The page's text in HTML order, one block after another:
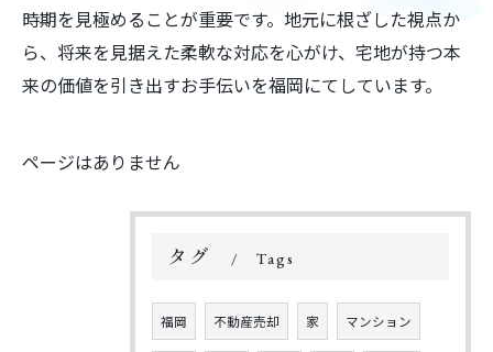
時期を見極めることが重要です。地元に根ざした視点か
ら、将来を見据えた柔軟な対応を心がけ、宅地が持つ本
来の価値を引き出すお手伝いを福岡にてしています。
ページはありません
タグ Tags
福岡 不動産売却 家 マンション